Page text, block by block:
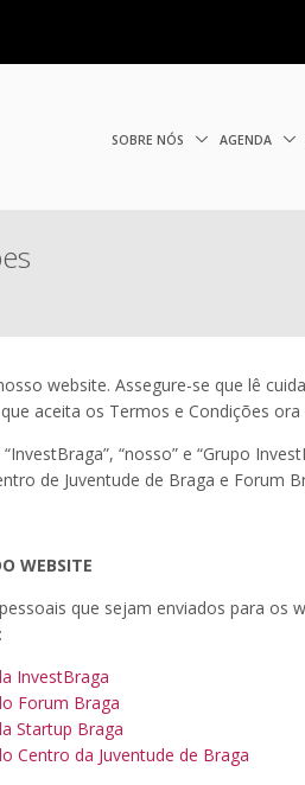
SOBRE NÓS AGENDA
website. Assegure-se que lê
aceita os Termos e Condições ora
“nosso” e “Grupo
de Juventude de Braga e
WEBSITE
que sejam enviados para os
InvestBraga
Forum Braga
Startup Braga
Centro da Juventude de Braga